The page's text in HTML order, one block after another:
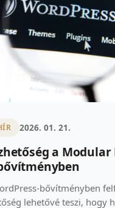
2026. 01. 21.
a Modular
bővítményben
lehetővé teszi, hogy